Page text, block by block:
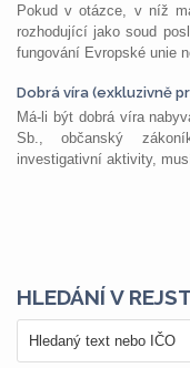
Pokud v otázce, v níž
rozhodující jako soud
fungování Evropské unie
Dobrá víra (exkluzivně
Má-li být dobrá víra
Sb., občanský
investigativní aktivity,
HLEDÁNÍ V